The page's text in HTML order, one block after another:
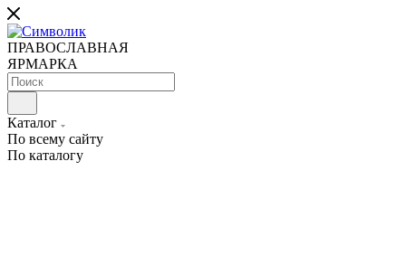
ПРАВОСЛАВНАЯ
ЯРМАРКА
Каталог
По всему сайту
По каталогу